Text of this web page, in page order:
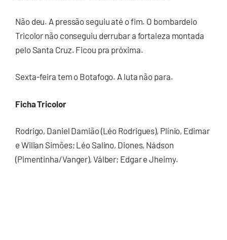
Não deu. A pressão seguiu até o fim. O bombardeio
Tricolor não conseguiu derrubar a fortaleza montada
pelo Santa Cruz. Ficou pra próxima.
Sexta-feira tem o Botafogo. A luta não para.
Ficha Tricolor
Rodrigo, Daniel Damião (Léo Rodrigues), Plínio, Edimar
e Wilian Simões; Léo Salino, Diones, Nádson
(Pimentinha/Vanger), Válber; Edgar e Jheimy.